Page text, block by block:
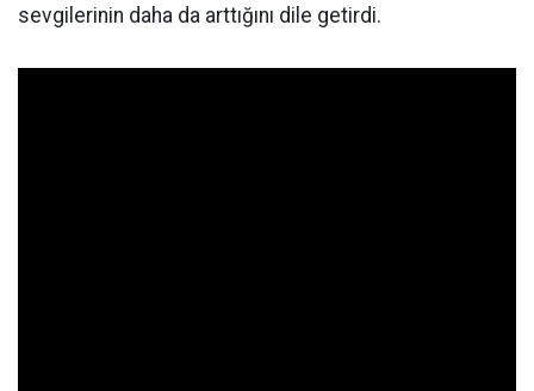
sevgilerinin daha da arttığını dile getirdi.